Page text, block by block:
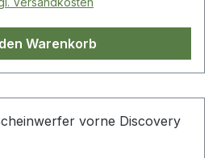
Halterungen aus
ASA-
in Großbritannien
(überprüfen Sie Ihre örtliche
Warenkorb